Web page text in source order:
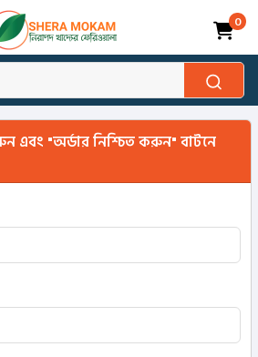
0
এবং "অর্ডার নিশ্চিত করুন" বাটনে